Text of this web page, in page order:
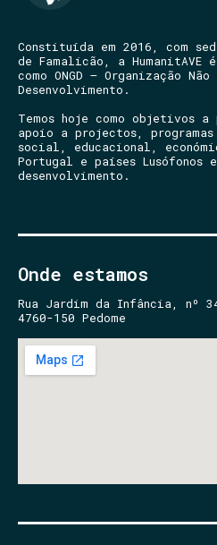
Constituída em 2016, com
de Famalicão, a HumanitAVE
como ONGD – Organização
Desenvolvimento.
Temos hoje como objetivos a
apoio a projectos,
social, educacional,
Portugal e países Lusófonos
desenvolvimento.
Onde estamos
Rua Jardim da Infância, nº
4760-150 Pedome